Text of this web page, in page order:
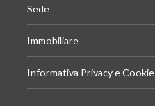
Sede
Immobiliare
Informativa Privacy e Cookie